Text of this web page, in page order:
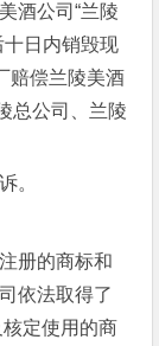
酒公司“兰陵
十日内销毁现
赔偿兰陵美酒
总公司、兰陵
。
册的商标和
依法取得了
核定使用的商